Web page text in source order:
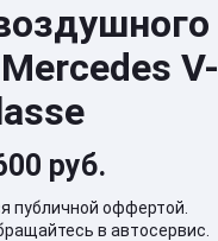
V-
руб.
публичной оффертой.
в автосервис.